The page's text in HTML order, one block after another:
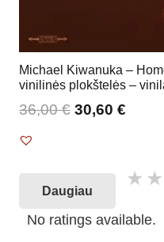
Michael Kiwanuka –
vinilinės plokštelės –
36,00€ 30,60 €
Daugiau
No ratings available.